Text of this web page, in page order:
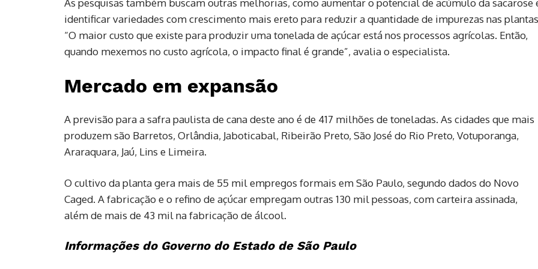
identificar variedades com crescimento mais ereto para reduzir a quantidade de impurezas nas
“O maior custo que existe para produzir uma tonelada de açúcar está nos processos agrícolas. Então,
quando mexemos no custo agrícola, o impacto final é grande”, avalia o especialista.
Mercado em expansão
A previsão para a safra paulista de cana deste ano é de 417 milhões de toneladas. As cidades que mais
produzem são Barretos, Orlândia, Jaboticabal, Ribeirão Preto, São José do Rio Preto, Votuporanga,
Araraquara, Jaú, Lins e Limeira.
O cultivo da planta gera mais de 55 mil empregos formais em São Paulo, segundo dados do Novo
Caged. A fabricação e o refino de açúcar empregam outras 130 mil pessoas, com carteira assinada,
além de mais de 43 mil na fabricação de álcool.
Informações do Governo do Estado de São Paulo